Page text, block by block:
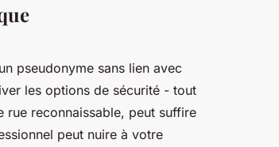
pseudonyme sans lien avec
les options de sécurité - tout
rue reconnaissable, peut suffire
peut nuire à votre